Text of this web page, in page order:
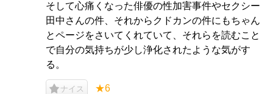
そして心痛くなった俳優の性加害事件やセクシー
田中さんの件、それからクドカンの件にもちゃん
とページをさいてくれていて、それらを読むこと
で自分の気持ちが少し浄化されたような気がす
る。
ナイス ★6